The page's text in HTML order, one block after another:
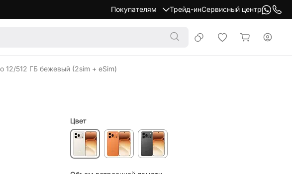
Покупателям Трейд-инСервисный центр
12/512 ГБ бежевый (2sim + eSim)
Цвет